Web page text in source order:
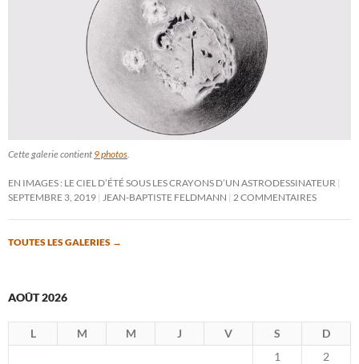
Cette galerie contient 9 photos.
EN IMAGES : LE CIEL D’ÉTÉ SOUS LES CRAYONS D’UN ASTRODESSINATEUR
SEPTEMBRE 3, 2019 JEAN-BAPTISTE FELDMANN 2 COMMENTAIRES
TOUTES LES GALERIES →
AOÛT 2026
L M M J V S
D
1
2